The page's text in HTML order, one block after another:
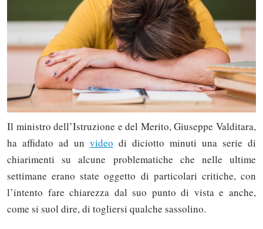
Il ministro dell’Istruzione e del Merito, Giuseppe Valditara,
ha affidato ad un video di diciotto minuti una serie di
chiarimenti su alcune problematiche che nelle ultime
settimane erano state oggetto di particolari critiche, con
l’intento fare chiarezza dal suo punto di vista e anche,
come si suol dire, di togliersi qualche sassolino.